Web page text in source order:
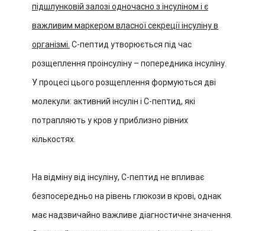
підшлунковій залозі одночасно з інсуліном і є
важливим маркером власної секреції інсуліну в
організмі. С-пептид утворюється під час
розщеплення проінсуліну – попередника інсуліну.
У процесі цього розщеплення формуються дві
молекули: активний інсулін і С-пептид, які
потрапляють у кров у приблизно рівних
кількостях.
На відміну від інсуліну, С-пептид не впливає
безпосередньо на рівень глюкози в крові, однак
має надзвичайно важливе діагностичне значення.